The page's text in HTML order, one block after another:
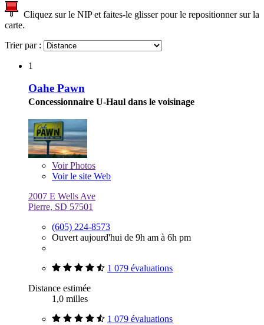
Cliquez sur le NIP et faites-le glisser pour le repositionner sur la
carte.
Trier par :
1
Oahe Pawn
Concessionnaire U-Haul dans le voisinage
VoirPhotos
Voir le site Web
2007 E Wells Ave
Pierre, SD 57501
(605) 224-8573
Ouvert aujourd'hui de 9h am à 6h pm
1 079 évaluations
Distance estimée
1,0 milles
1 079 évaluations